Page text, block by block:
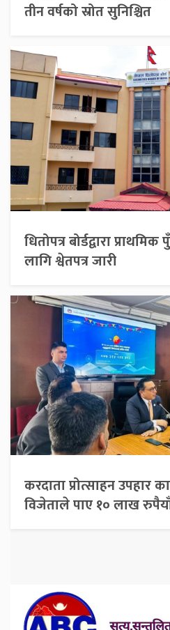
तीन वर्षको स्रोत सुनिश्चित
धितोपत्र बोर्डद्वारा
लागि श्वेतपत्र जारी
करदाता प्रोत्साहन उपहार
विजेताले पाए १० लाख